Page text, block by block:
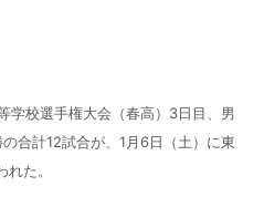
校選手権大会（春高）3日目、男
合計12試合が、1月6日（土）に東
た。